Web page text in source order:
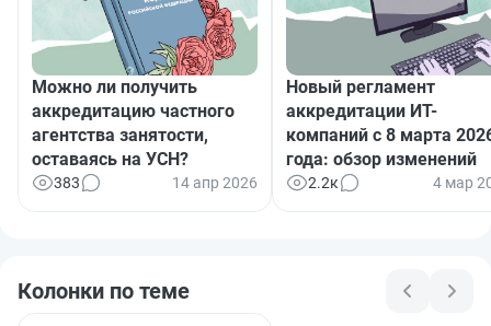
Можно ли получить
аккредитацию частного
агентства занятости,
оставаясь на УСН?
383 14 апр 2026
Новый регламент
аккредитации ИТ-
компаний с 8 марта
года: обзор изменений
2.2к 4 мар
Колонки по теме